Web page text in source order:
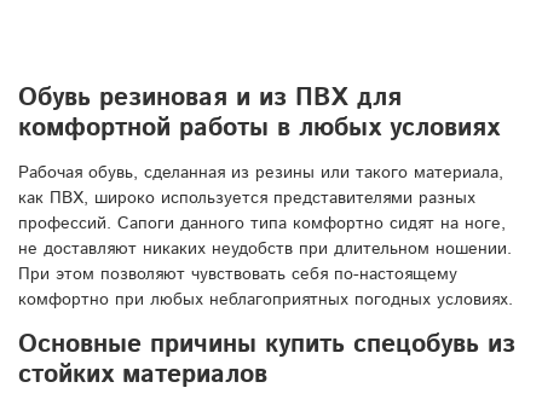
Обувь резиновая и из ПВХ для
комфортной работы в любых условиях
Рабочая обувь, сделанная из резины или такого материала,
как ПВХ, широко используется представителями разных
профессий. Сапоги данного типа комфортно сидят на ноге,
не доставляют никаких неудобств при длительном ношении.
При этом позволяют чувствовать себя по-настоящему
комфортно при любых неблагоприятных погодных условиях.
Основные причины купить спецобувь из
стойких материалов